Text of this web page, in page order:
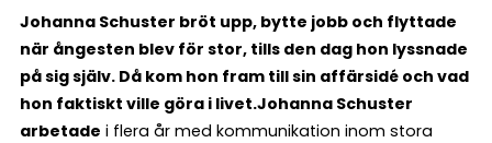
Johanna Schuster bröt upp, bytte jobb och flyttade
när ångesten blev för stor, tills den dag hon lyssnade
på sig själv. Då kom hon fram till sin affärsidé och vad
hon faktiskt ville göra i livet.Johanna Schuster
arbetade i flera år med kommunikation inom stora